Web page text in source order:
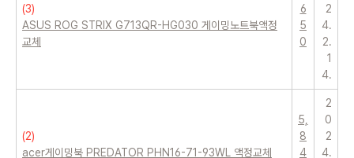
(3)
ASUS ROG STRIX G713QR-HG030 게이밍노트북액정
교체
6
5
0
2
4.
2.
1
4.
(2)
acer게이밍북 PREDATOR PHN16-71-93WL 액정교체
5,
8
4
2
0
2
4.